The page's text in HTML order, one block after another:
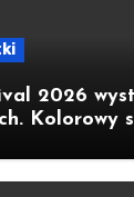
2026
Kolorowy